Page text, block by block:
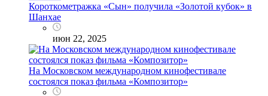
Короткометражка «Сын» получила «Золотой кубок» в
Шанхае
июн 22, 2025
На Московском международном кинофестивале
состоялся показ фильма «Композитор»